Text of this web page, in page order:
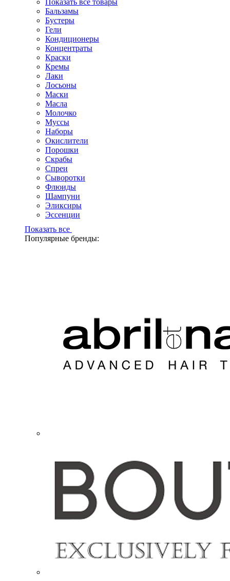
Показать все товары
Бальзамы
Бустеры
Гели
Кондиционеры
Концентраты
Краски
Кремы
Лаки
Лосьоны
Маски
Масла
Молочко
Муссы
Наборы
Окислители
Порошки
Скрабы
Спреи
Сыворотки
Флюиды
Шампуни
Эликсиры
Эссенции
Показать все
Популярные бренды: